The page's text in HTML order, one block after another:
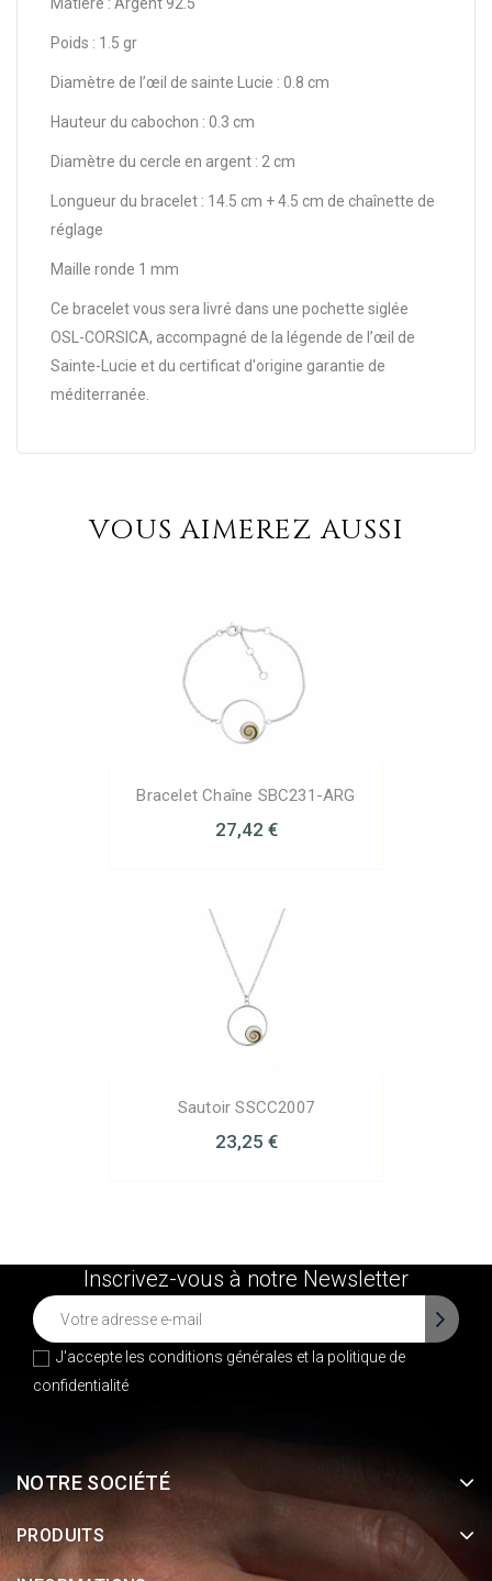
Matière : Argent 92.5
Poids : 1.5 gr
Diamètre de l’œil de sainte Lucie : 0.8 cm
Hauteur du cabochon : 0.3 cm
Diamètre du cercle en argent : 2 cm
Longueur du bracelet : 14.5 cm + 4.5 cm de chaînette de
réglage
Maille ronde 1 mm
Ce bracelet vous sera livré dans une pochette siglée
OSL-CORSICA, accompagné de la légende de l’œil de
Sainte-Lucie et du certificat d'origine garantie de
méditerranée.
VOUS AIMEREZ AUSSI
Bracelet Chaîne SBC231-ARG
27,42 €
Sautoir SSCC2007
23,25 €
Inscrivez-vous à notre Newsletter
J'accepte les conditions générales et la politique de
confidentialité
NOTRE SOCIÉTÉ
PRODUITS